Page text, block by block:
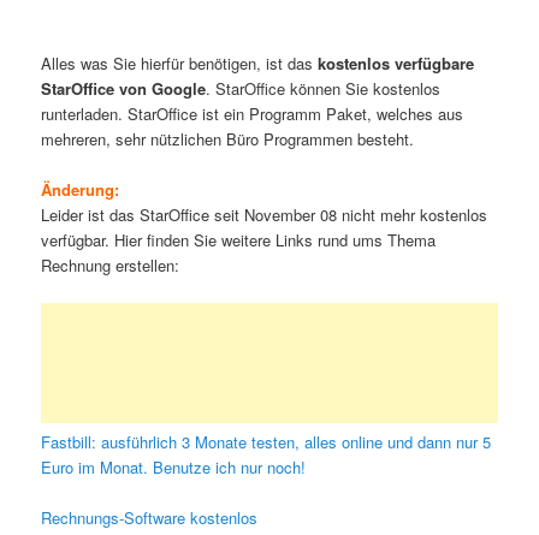
Alles was Sie hierfür benötigen, ist daskostenlos verfügbare
StarOffice von Google. StarOffice können Sie kostenlos
runterladen. StarOffice ist ein Programm Paket, welches aus
mehreren, sehr nützlichen Büro Programmen besteht.
Änderung:
Leider ist das StarOffice seit November 08 nicht mehr kostenlos
verfügbar. Hier finden Sie weitere Links rund ums Thema
Rechnung erstellen:
Fastbill: ausführlich 3 Monate testen, alles online und dann nur 5
Euro im Monat. Benutze ich nur noch!
Rechnungs-Software kostenlos